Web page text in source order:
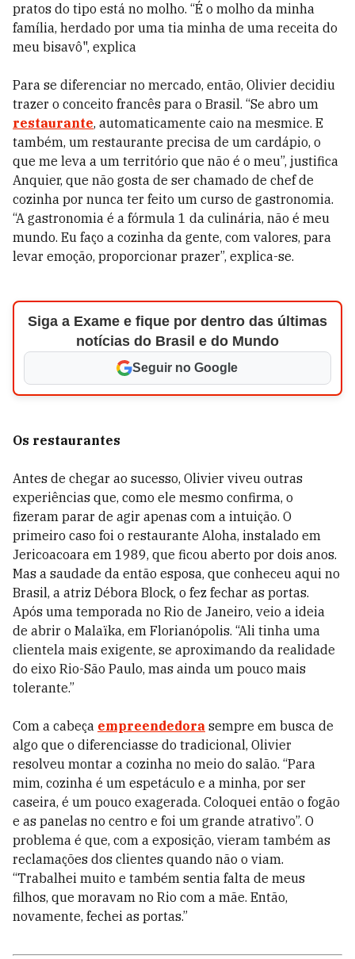
pratos do tipo está no molho. “É o molho da minha
família, herdado por uma tia minha de uma receita do
meu bisavô", explica
Para se diferenciar no mercado, então, Olivier decidiu
trazer o conceito francês para o Brasil. “Se abro um
restaurante, automaticamente caio na mesmice. E
também, um restaurante precisa de um cardápio, o
que me leva a um território que não é o meu”, justifica
Anquier, que não gosta de ser chamado de chef de
cozinha por nunca ter feito um curso de gastronomia.
“A gastronomia é a fórmula 1 da culinária, não é meu
mundo. Eu faço a cozinha da gente, com valores, para
levar emoção, proporcionar prazer”, explica-se.
Siga a Exame e fique por dentro das últimas
notícias do Brasil e do Mundo
Seguir no Google
Os restaurantes
Antes de chegar ao sucesso, Olivier viveu outras
experiências que, como ele mesmo confirma, o
fizeram parar de agir apenas com a intuição. O
primeiro caso foi o restaurante Aloha, instalado em
Jericoacoara em 1989, que ficou aberto por dois anos.
Mas a saudade da então esposa, que conheceu aqui no
Brasil, a atriz Débora Block, o fez fechar as portas.
Após uma temporada no Rio de Janeiro, veio a ideia
de abrir o Malaïka, em Florianópolis. “Ali tinha uma
clientela mais exigente, se aproximando da realidade
do eixo Rio-São Paulo, mas ainda um pouco mais
tolerante.”
Com a cabeça empreendedora sempre em busca de
algo que o diferenciasse do tradicional, Olivier
resolveu montar a cozinha no meio do salão. “Para
mim, cozinha é um espetáculo e a minha, por ser
caseira, é um pouco exagerada. Coloquei então o fogão
e as panelas no centro e foi um grande atrativo”. O
problema é que, com a exposição, vieram também as
reclamações dos clientes quando não o viam.
“Trabalhei muito e também sentia falta de meus
filhos, que moravam no Rio com a mãe. Então,
novamente, fechei as portas.”